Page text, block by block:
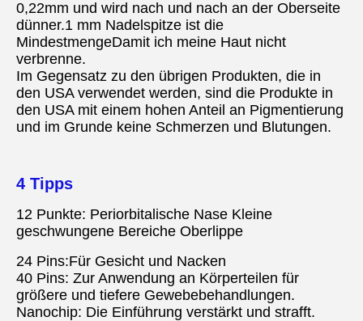
0,22mm und wird nach und nach an der Oberseite
dünner.1 mm Nadelspitze ist die
MindestmengeDamit ich meine Haut nicht
verbrenne.
Im Gegensatz zu den übrigen Produkten, die in
den USA verwendet werden, sind die Produkte in
den USA mit einem hohen Anteil an Pigmentierung
und im Grunde keine Schmerzen und Blutungen.
4 Tipps
12 Punkte: Periorbitalische Nase Kleine
geschwungene Bereiche Oberlippe
24 Pins:Für Gesicht und Nacken
40 Pins: Zur Anwendung an Körperteilen für
größere und tiefere Gewebebehandlungen.
Nanochip: Die Einführung verstärkt und strafft.